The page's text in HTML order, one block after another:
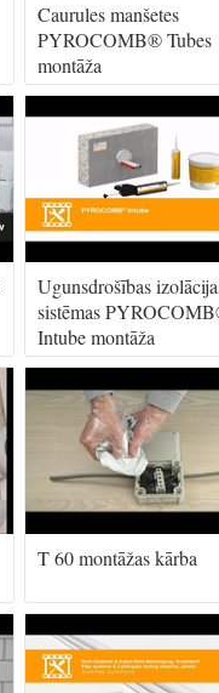
Caurules manšetes
PYROCOMB® Tubes
montāža
Ugunsdrošības
sistēmas
Intube montāža
T 60 montāžas kārba